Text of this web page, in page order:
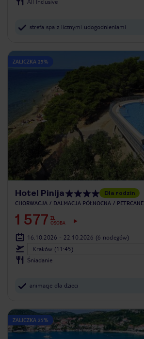
strefa spa z licznymi udogodnieniami
ZALICZKA 25%
Hotel Pinija Dla rodzin
CHORWACJA DALMACJA PÓŁNOCNA PETRCANE
1 577 ZŁ
OSOBA
16.10.2026 - 22.10.2026 (6 noclegów)
Kraków (11:45)
Śniadanie
animacje dla dzieci
ZALICZKA 25%